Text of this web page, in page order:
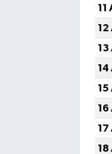
11
12
13
14
15
16
17
18